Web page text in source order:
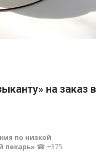
на заказ в
по низкой
пекарь» ☎ +375